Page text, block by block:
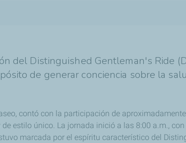
del Distinguished Gentleman's Ride
de generar conciencia sobre la
contó con la participación de
estilo único. La jornada inició a las 8:00 a.m.,
marcada por el espíritu característico del